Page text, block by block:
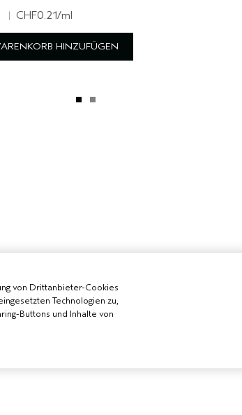
| CHF0.21/ml
HINZUFÜGEN
von Drittanbieter-Cookies
Technologien zu,
Buttons und Inhalte von